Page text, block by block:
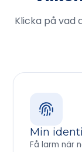
Klicka på vad
Min
Få larm när